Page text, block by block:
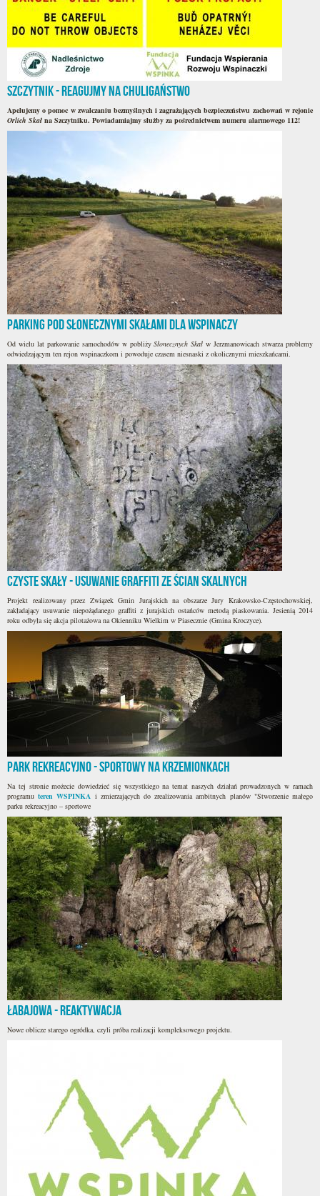
Szczytnik - reagujmy na chuligaństwo
Apelujemy o pomoc w zwalczaniu bezmyślnych i zagrażających bezpieczeństwu zachowań w rejonie
Orlich Skał na Szczytniku. Powiadamiajmy służby za pośrednictwem numeru alarmowego 112!
Parking pod Słonecznymi Skałami dla wspinaczy
Od wielu lat parkowanie samochodów w pobliżySłonecznych Skał w Jerzmanowicach stwarza problemy
odwiedzającym ten rejon wspinaczkom i powoduje czasem niesnaski z okolicznymi mieszkańcami.
Czyste Skały - usuwanie graffiti ze ścian skalnych
Projekt realizowany przez Związek Gmin Jurajskich na obszarze Jury Krakowsko-Częstochowskiej,
zakładający usuwanie niepożądanego graffiti z jurajskich ostańców metodą piaskowania. Jesienią 2014
roku odbyła się akcja pilotażowa na Okienniku Wielkim w Piasecznie (Gmina Kroczyce).
Park rekreacyjno - sportowy na Krzemionkach
Na tej stronie możecie dowiedzieć się wszystkiego na temat naszych działań prowadzonych w ramach
programuteren WSPINKA i zmierzających do zrealizowania ambitnych planów "Stworzenie małego
parku rekreacyjno – sportowe
Łabajowa - reaktywacja
Nowe oblicze starego ogródka, czyli próba realizacji kompleksowego projektu.